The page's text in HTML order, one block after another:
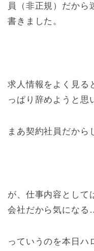
員（非正規）だから
書きました。
求人情報をよく見る
っぱり辞めようと思
まあ契約社員だから
が、仕事内容として
会社だから気になる
っていうのを本日ハ